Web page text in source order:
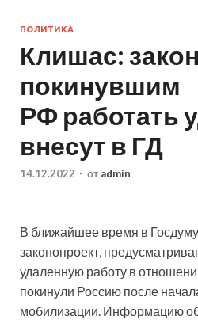
ПОЛИТИКА
Клишас:
покинувшим
РФ работать
внесут в ГД
14.12.2022 - от admin
В ближайшее время в Госдуму
законопроект,
удаленную работу в
покинули Россию после
мобилизации. Информацию